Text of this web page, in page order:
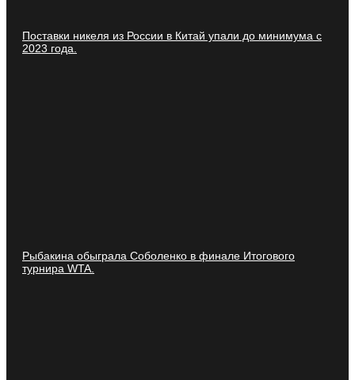
Поставки никеля из России в Китай упали до минимума с
2023 года.
Рыбакина обыграла Соболенко в финале Итогового
турнира WTA.